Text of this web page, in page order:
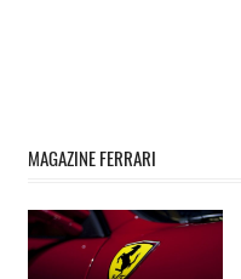
MAGAZINE FERRARI